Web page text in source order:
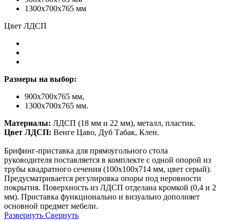
1300х700х765 мм
Цвет ЛДСП
Размеры на выбор:
900х700х765 мм,
1300х700х765 мм.
Материалы: ЛДСП (18 мм и 22 мм), металл, пластик.
Цвет ЛДСП: Венге Цаво, Дуб Табак, Клен.
Брифинг-приставка для прямоугольного стола
руководителя поставляется в комплекте с одной опорой из
трубы квадратного сечения (100х100х714 мм, цвет серый).
Предусматривается регулировка опоры под неровности
покрытия. Поверхность из ЛДСП отделана кромкой (0,4 и 2
мм). Приставка функционально и визуально дополняет
основной предмет мебели.
Развернуть Свернуть